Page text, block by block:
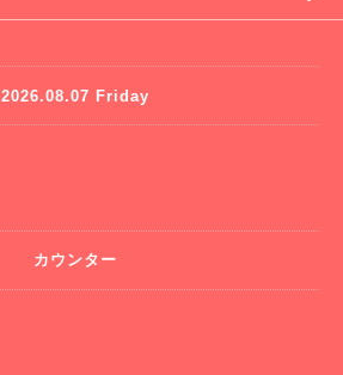
2026.08.07 Friday
カウンター